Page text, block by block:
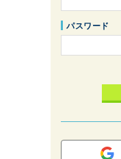
パスワード